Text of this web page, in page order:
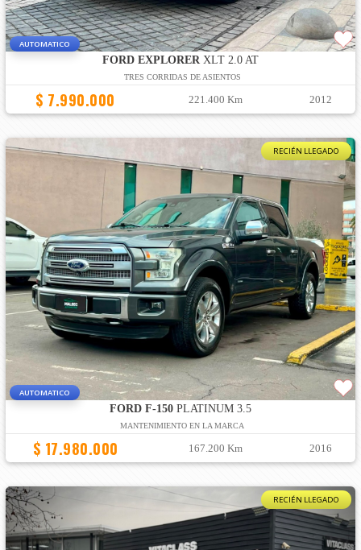
AUTOMATICO
FORD EXPLORERXLT 2.0 AT
TRES CORRIDAS DE ASIENTOS
$ 7.990.000 221.400 Km 2012
RECIÉN LLEGADO
AUTOMATICO
FORD F-150PLATINUM 3.5
MANTENIMIENTO EN LA MARCA
$ 17.980.000 167.200 Km 2016
RECIÉN LLEGADO